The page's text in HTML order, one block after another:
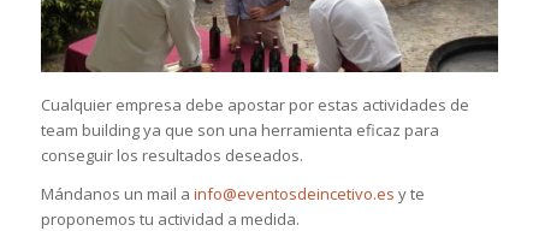
Cualquier empresa debe apostar por estas actividades de
team building ya que son una herramienta eficaz para
conseguir los resultados deseados.
Mándanos un mail a info@eventosdeincetivo.es y te
proponemos tu actividad a medida.